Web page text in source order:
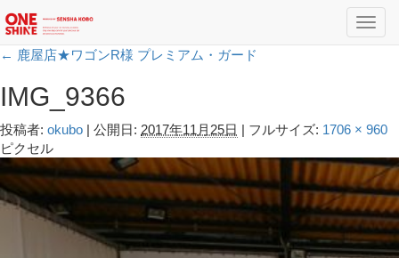
← 鹿屋店★ワゴンR様 プレミアム・ガード
IMG_9366
投稿者: okubo | 公開日: 2017年11月25日 | フルサイズ: 1706 × 960
ピクセル